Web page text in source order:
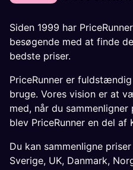
Siden 1999 har
besøgende med at finde
bedste priser.
PriceRunner er
bruge. Vores vision er at
med, når du
blev PriceRunner en del af
Du kan sammenligne
Sverige, UK, Danmark,